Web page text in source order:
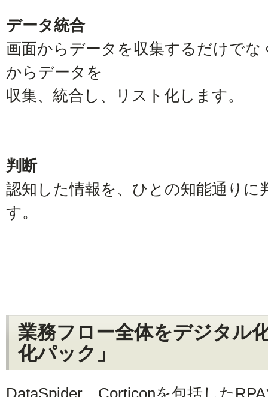
データ統合
画面からデータを収集するだけで
からデータを
収集、統合し、リスト化します。
判断
認知した情報を、ひとの知能通りに
す。
業務フロー全体をデジタル
化パック」
DataSpider、Corticonを包括した